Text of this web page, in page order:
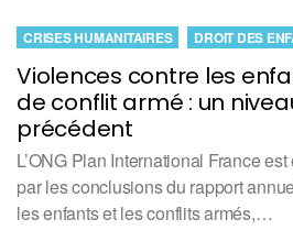
Violences contre les
de conflit armé : un
précédent
CRISES HUMANITAIRES DROIT DES
L’ONG Plan International France
par les conclusions du rapport
les enfants et les conflits armés,…